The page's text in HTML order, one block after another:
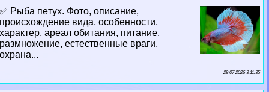
✅ Рыба пeтyx. Фото, описание,
происхождение вида, особенности,
хаpaктер, ареал обитания, питание,
размножение, естественные враги,
охрана...
29 07 2026 3:11:35